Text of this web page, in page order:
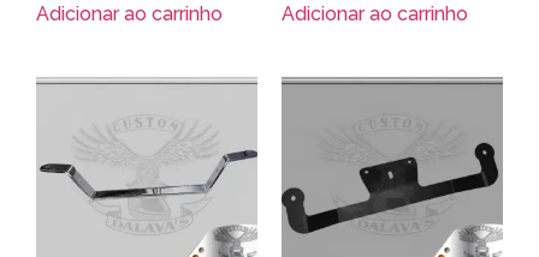
Adicionar ao carrinho Adicionar ao carrinho